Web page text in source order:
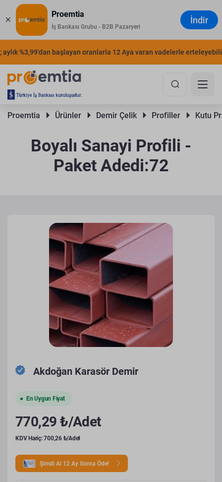
Proemtia
İş Bankası Grubu - B2B Pazaryeri
İndir
%3,99'dan başlayan oranlarla 12 Aya varan vadelerle
Proemtia Ürünler Demir Çelik Profiller Kutu
Boyalı Sanayi Profili -
Paket Adedi:72
Akdoğan Karasör Demir
En Uygun Fiyat
770,29 ₺/Adet
KDV Hariç: 700,26 ₺/Adet
Şimdi Al 12 Ay Sonra Öde!